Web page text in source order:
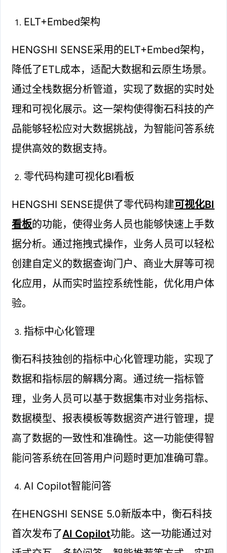
ELT+Embed架构
HENGSHI SENSE采用的ELT+Embed架构，
降低了ETL成本，适配大数据和云原生场景。
通过全栈数据分析管道，实现了数据的实时处
理和可视化展示。这一架构使得衡石科技的产
品能够轻松应对大数据挑战，为智能问答系统
提供高效的数据支持。
零代码构建可视化BI看板
HENGSHI SENSE提供了零代码构建可视化BI
看板的功能，使得业务人员也能够快速上手数
据分析。通过拖拽式操作，业务人员可以轻松
创建自定义的数据查询门户、商业大屏等可视
化应用，从而实时监控系统性能，优化用户体
验。
指标中心化管理
衡石科技独创的指标中心化管理功能，实现了
数据和指标层的解耦分离。通过统一指标管
理，业务人员可以基于数据集市对业务指标、
数据模型、报表模板等数据资产进行管理，提
高了数据的一致性和准确性。这一功能使得智
能问答系统在回答用户问题时更加准确可靠。
AI Copilot智能问答
在HENGSHI SENSE 5.0新版本中，衡石科技
首次发布了AI Copilot功能。这一功能通过对